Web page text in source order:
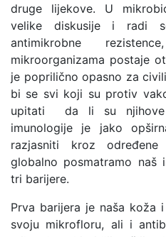
druge lijekove. U
velike diskusije i radi
antimikrobne
mikroorganizama postaje
je poprilično opasno za
bi se svi koji su protiv
upitati da li su njihove
imunologije je jako
razjasniti kroz
globalno posmatramo naš
tri barijere.
Prva barijera je naša koža
svoju mikrofloru, ali i